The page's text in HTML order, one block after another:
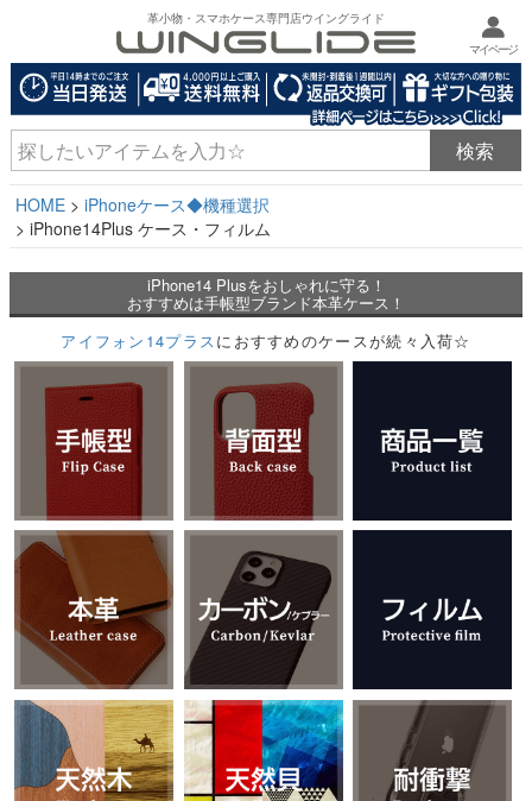
革小物・スマホケース専門店ウイングライド
マイページ
HOME
iPhoneケース◆機種選択
iPhone14Plus ケース・フィルム
iPhone14 Plusをおしゃれに守る！
おすすめは手帳型ブランド本革ケース！
アイフォン14プラスにおすすめのケースが続々入荷☆